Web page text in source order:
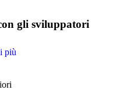
gli sviluppatori
più